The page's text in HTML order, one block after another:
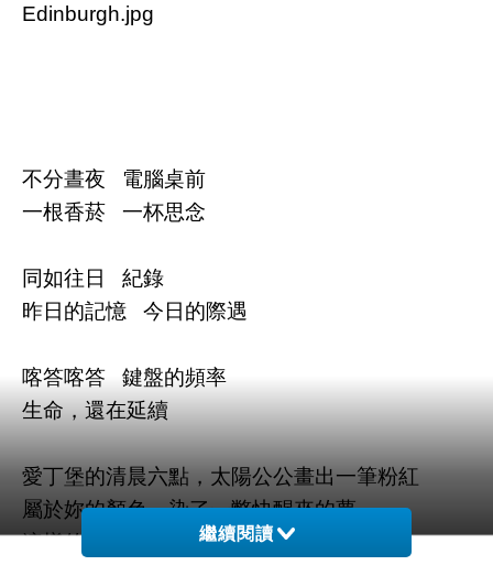
Edinburgh.jpg
不分晝夜 電腦桌前
一根香菸 一杯思念
同如往日 紀錄
昨日的記憶 今日的際遇
喀答喀答 鍵盤的頻率
生命，還在延續
愛丁堡的清晨六點，太陽公公畫出一筆粉紅
屬於妳的顏色，染了一瞥快醒來的夢
這樣的美，自私不過繼續閱讀